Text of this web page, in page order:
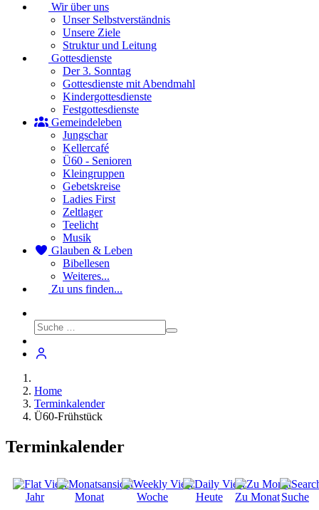
Wir über uns
Unser Selbstverständnis
Unsere Ziele
Struktur und Leitung
Gottesdienste
Der 3. Sonntag
Gottesdienste mit Abendmahl
Kindergottesdienste
Festgottesdienste
Gemeindeleben
Jungschar
Kellercafé
Ü60 - Senioren
Kleingruppen
Gebetskreise
Ladies First
Zeltlager
Teelicht
Musik
Glauben & Leben
Bibellesen
Weiteres...
Zu uns finden...
Home
Terminkalender
Ü60-Frühstück
Terminkalender
Jahr Monat Woche Heute Zu MonatSuche